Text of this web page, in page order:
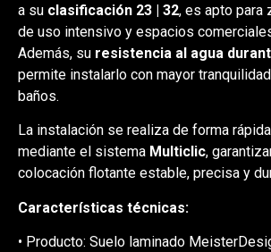
a su clasificación 23 | 32, es apto para
de uso intensivo y espacios
Además, su resistencia al agua
permite instalarlo con mayor
baños.
La instalación se realiza de forma
mediante el sistema Multiclic,
colocación flotante estable, precisa y
Características técnicas:
• Producto: Suelo laminado